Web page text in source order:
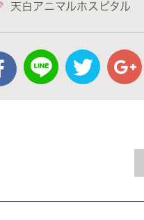
天白アニマルホスピタル